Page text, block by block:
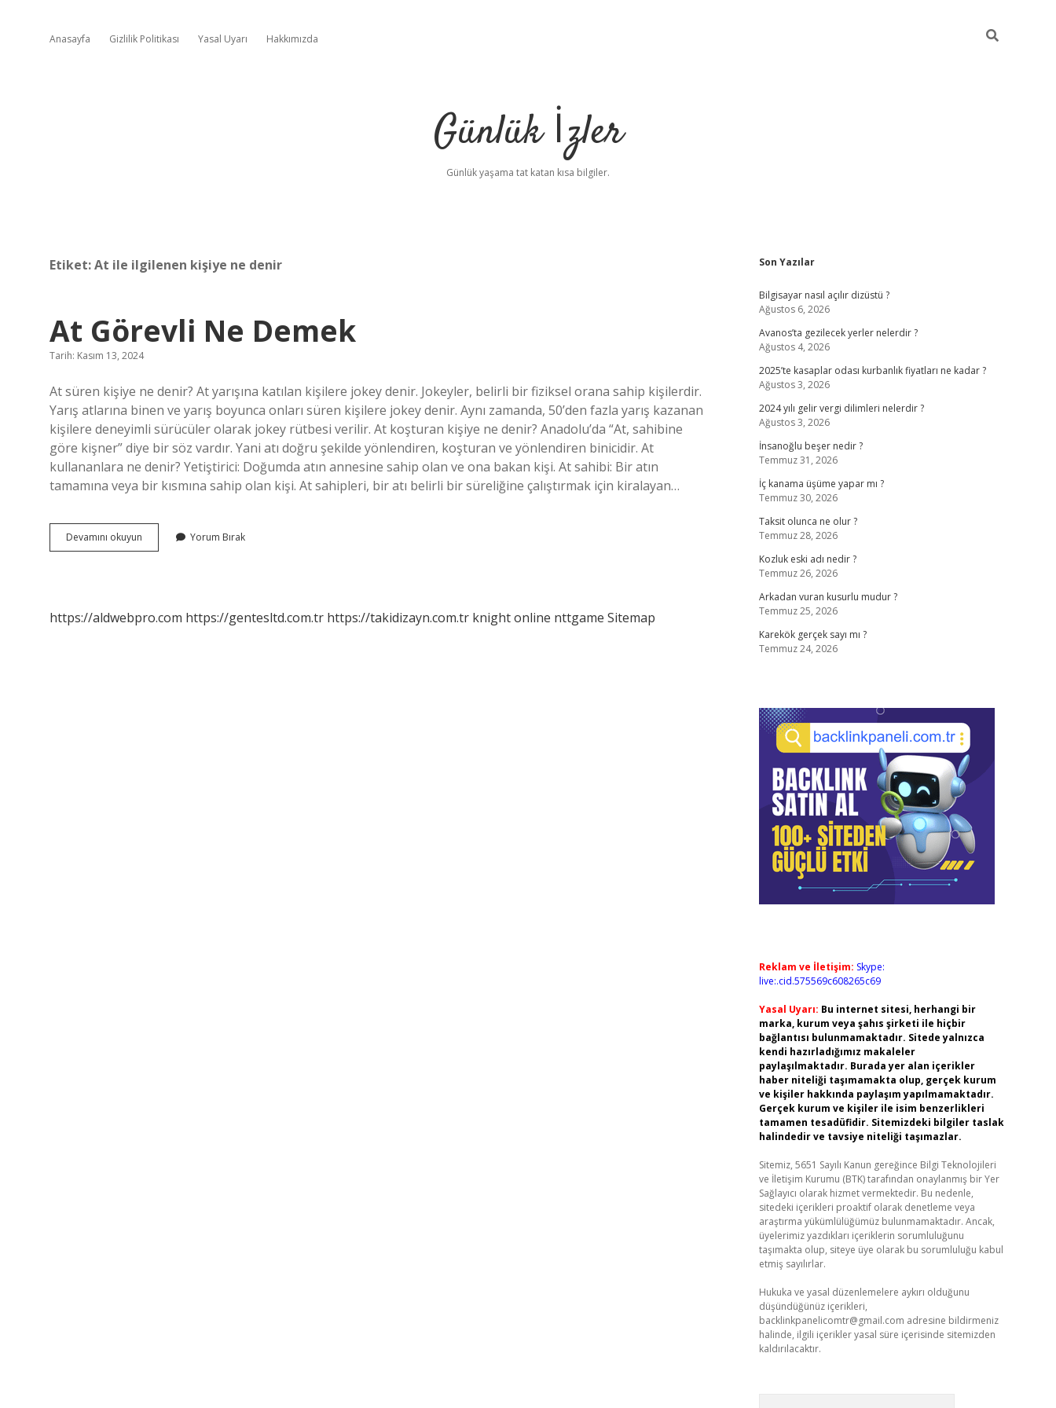
Anasayfa Gizlilik Politikası Yasal Uyarı Hakkımızda
Günlük İzler
Günlük yaşama tat katan kısa bilgiler.
Etiket:At ile ilgilenen kişiye ne denir
At Görevli Ne Demek
Tarih: Kasım 13, 2024
At süren kişiye ne denir? At yarışına katılan kişilere jokey denir. Jokeyler, belirli bir fiziksel orana sahip kişilerdir.
Yarış atlarına binen ve yarış boyunca onları süren kişilere jokey denir. Aynı zamanda, 50’den fazla yarış kazanan
kişilere deneyimli sürücüler olarak jokey rütbesi verilir. At koşturan kişiye ne denir? Anadolu’da “At, sahibine
göre kişner” diye bir söz vardır. Yani atı doğru şekilde yönlendiren, koşturan ve yönlendiren binicidir. At
kullananlara ne denir? Yetiştirici: Doğumda atın annesine sahip olan ve ona bakan kişi. At sahibi: Bir atın
tamamına veya bir kısmına sahip olan kişi. At sahipleri, bir atı belirli bir süreliğine çalıştırmak için kiralayan…
Devamını okuyun
Görevli
Yorum Bırak
https://aldwebpro.com https://gentesltd.com.tr https://takidizayn.com.tr knight online nttgame Sitemap
Sidebar
Son Yazılar
Bilgisayar nasıl açılır dizüstü ?
Ağustos 6, 2026
Avanos’ta gezilecek yerler nelerdir ?
Ağustos 4, 2026
2025’te kasaplar odası kurbanlık fiyatları ne kadar ?
Ağustos 3, 2026
2024 yılı gelir vergi dilimleri nelerdir ?
Ağustos 3, 2026
İnsanoğlu beşer nedir ?
Temmuz 31, 2026
İç kanama üşüme yapar mı ?
Temmuz 30, 2026
Taksit olunca ne olur ?
Temmuz 28, 2026
Kozluk eski adı nedir ?
Temmuz 26, 2026
Arkadan vuran kusurlu mudur ?
Temmuz 25, 2026
Karekök gerçek sayı mı ?
Temmuz 24, 2026
Reklam ve İletişim: Skype:
live:.cid.575569c608265c69
Yasal Uyarı: Bu internet sitesi, herhangi bir
marka, kurum veya şahıs şirketi ile hiçbir
bağlantısı bulunmamaktadır. Sitede yalnızca
kendi hazırladığımız makaleler
paylaşılmaktadır. Burada yer alan içerikler
haber niteliği taşımamakta olup, gerçek kurum
ve kişiler hakkında paylaşım yapılmamaktadır.
Gerçek kurum ve kişiler ile isim benzerlikleri
tamamen tesadüfidir. Sitemizdeki bilgiler taslak
halindedir ve tavsiye niteliği taşımazlar.
Sitemiz, 5651 Sayılı Kanun gereğince Bilgi Teknolojileri
ve İletişim Kurumu (BTK) tarafından onaylanmış bir Yer
Sağlayıcı olarak hizmet vermektedir. Bu nedenle,
sitedeki içerikleri proaktif olarak denetleme veya
araştırma yükümlülüğümüz bulunmamaktadır. Ancak,
üyelerimiz yazdıkları içeriklerin sorumluluğunu
taşımakta olup, siteye üye olarak bu sorumluluğu kabul
etmiş sayılırlar.
Hukuka ve yasal düzenlemelere aykırı olduğunu
düşündüğünüz içerikleri,
backlinkpanelicomtr@gmail.com adresine bildirmeniz
halinde, ilgili içerikler yasal süre içerisinde sitemizden
kaldırılacaktır.